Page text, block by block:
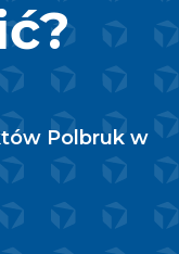
Polbruk w